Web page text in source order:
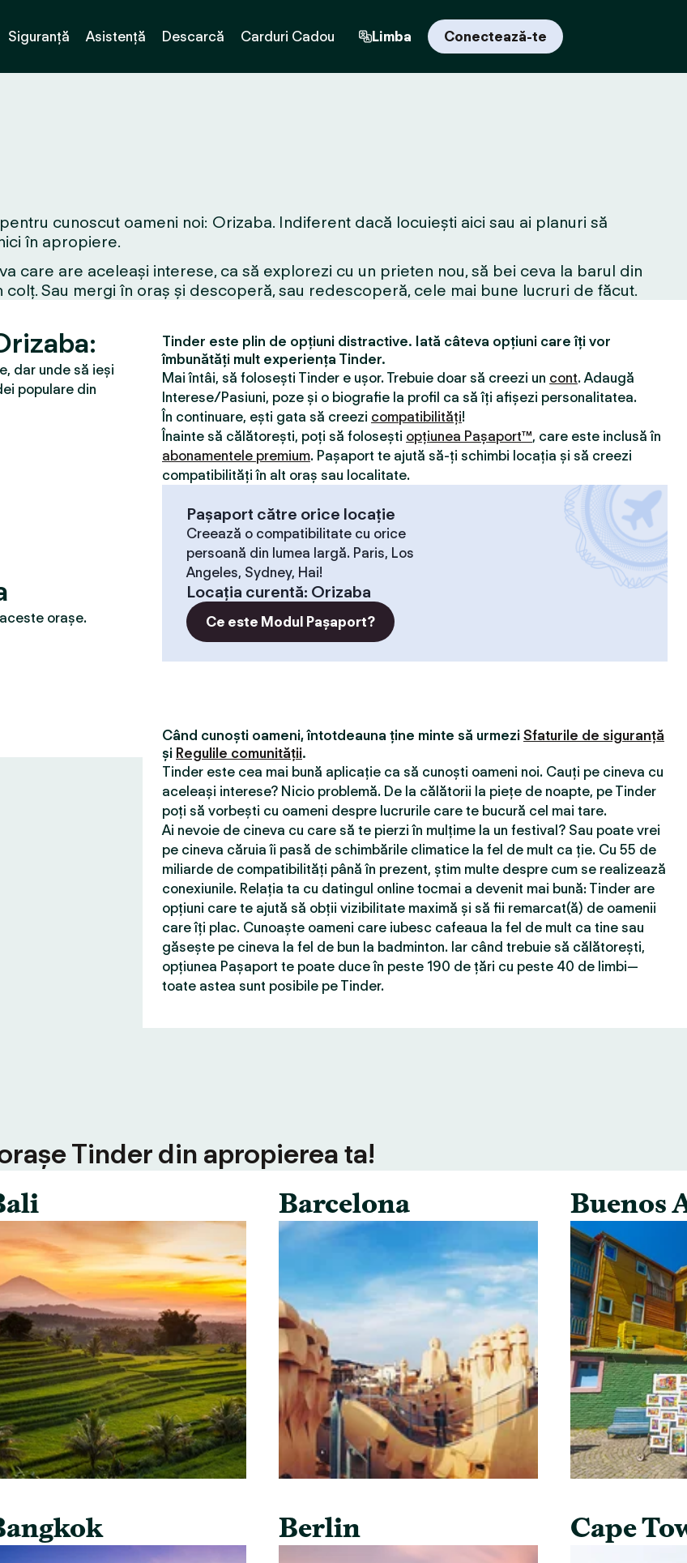
Siguranță Asistență Descarcă Carduri Cadou Limba Conectează-te
cunoscut oameni noi: Orizaba. Indiferent dacă locuiești aici sau ai planuri să
în apropiere.
care are aceleași interese, ca să explorezi cu un prieten nou, să bei ceva la barul din
Sau mergi în oraș și descoperă, sau redescoperă, cele mai bune lucruri de făcut.
dar unde să ieși
populare din
orașe.
Tinder este plin de opțiuni distractive. Iată câteva opțiuni care îți vor
îmbunătăți mult experiența Tinder.
Mai întâi, să folosești Tinder e ușor. Trebuie doar să creezi un cont. Adaugă
Interese/Pasiuni, poze și o biografie la profil ca să îți afișezi personalitatea.
În continuare, ești gata să creezi compatibilităţi!
Înainte să călătorești, poți să folosești opțiunea Pașaport™, care este inclusă în
abonamentele premium. Pașaport te ajută să-ți schimbi locația și să creezi
compatibilităţi în alt oraș sau localitate.
Pașaport către orice locație
Creează o compatibilitate cu orice
persoană din lumea largă. Paris, Los
Angeles, Sydney, Hai!
Locaţia curentă: Orizaba
Ce este Modul Pașaport?
Când cunoști oameni, întotdeauna ține minte să urmezi Sfaturile de siguranță
și Regulile comunității.
Tinder este cea mai bună aplicație ca să cunoști oameni noi. Cauți pe cineva cu
aceleași interese? Nicio problemă. De la călătorii la piețe de noapte, pe Tinder
poți să vorbești cu oameni despre lucrurile care te bucură cel mai tare.
Ai nevoie de cineva cu care să te pierzi în mulțime la un festival? Sau poate vrei
pe cineva căruia îi pasă de schimbările climatice la fel de mult ca ție. Cu 55 de
miliarde de compatibilităţi până în prezent, știm multe despre cum se realizează
conexiunile. Relația ta cu datingul online tocmai a devenit mai bună: Tinder are
opțiuni care te ajută să obții vizibilitate maximă și să fii remarcat(ă) de oamenii
care îți plac. Cunoaște oameni care iubesc cafeaua la fel de mult ca tine sau
găsește pe cineva la fel de bun la badminton. Iar când trebuie să călătorești,
opțiunea Pașaport te poate duce în peste 190 de țări cu peste 40 de limbi—
toate astea sunt posibile pe Tinder.
Tinder din apropierea ta!
Barcelona
Berlin
Buenos
Cape